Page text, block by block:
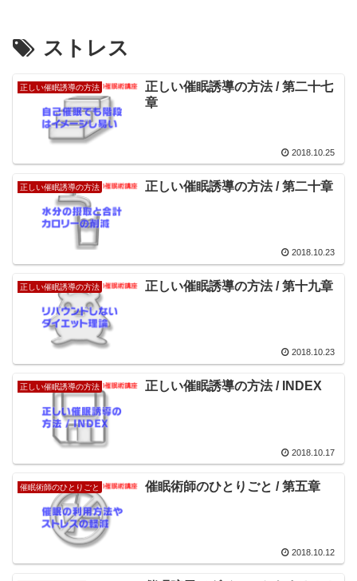
ストレス
正しい催眠誘導の方法
正しい催眠誘導の方法 / 第二十七
章
2018.10.25
正しい催眠誘導の方法 正しい催眠誘導の方法 / 第二十章
2018.10.23
正しい催眠誘導の方法 正しい催眠誘導の方法 / 第十九章
2018.10.23
正しい催眠誘導の方法 正しい催眠誘導の方法 / INDEX
2018.10.17
催眠術師のひとりごと 催眠術師のひとりごと / 第五章
2018.10.12